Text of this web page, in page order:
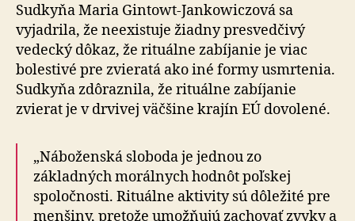
Sudkyňa Maria Gintowt-Jankowiczová sa
vyjadrila, že neexistuje žiadny presvedčivý
vedecký dôkaz, že rituálne zabíjanie je viac
bolestivé pre zvieratá ako iné formy usmrtenia.
Sudkyňa zdôraznila, že rituálne zabíjanie
zvierat je v drvivej väčšine krajín EÚ dovolené.
„Náboženská sloboda je jednou zo
základných morálnych hodnôt poľskej
spoločnosti. Rituálne aktivity sú dôležité pre
menšiny, pretože umožňujú zachovať zvyky a